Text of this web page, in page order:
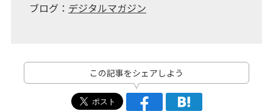
ブログ： デジタルマガジン
この記事をシェアしよう